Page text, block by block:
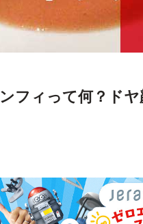
フィって何？ド